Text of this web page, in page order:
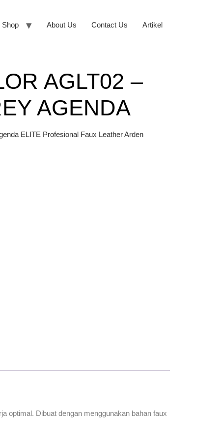
Shop About Us Contact Us Artikel
AGLT02 –
AGENDA
ELITE Profesional Faux Leather Arden
optimal. Dibuat dengan menggunakan bahan faux